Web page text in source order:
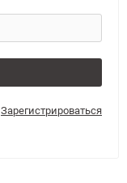
Зарегистрироваться